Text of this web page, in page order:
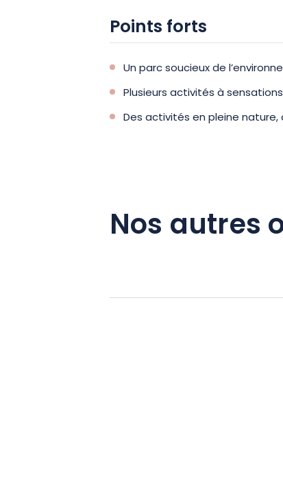
Points forts
Un parc soucieux de
Plusieurs activités à
Des activités en pleine
Nos autres